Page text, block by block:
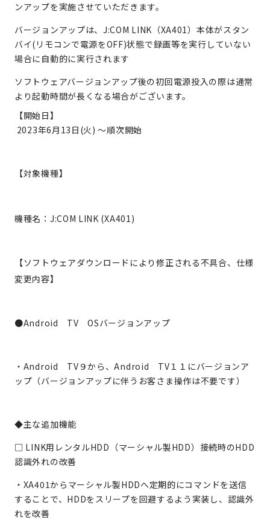
ンアップを実施させていただきます。
バージョンアップは、J:COM LINK（XA401）本体がスタン
バイ(リモコンで電源をOFF)状態で録画等を実行していない
場合に自動的に実行されます
ソフトウェアバージョンアップ後の初回電源投入の際は通常
より起動時間が長くなる場合がございます。
【開始日】
2023年6月13日(火) ～順次開始
【対象機種】
機種名：J:COM LINK (XA401)
【ソフトウェアダウンロードにより修正される不具合、仕様
変更内容】
●Android TV OSバージョンアップ
・Android TV９から、Android TV１１にバージョンア
ップ（バージョンアップに伴うお客さま操作は不要です）
◆主な追加機能
□ LINK用レンタルHDD （マーシャル製HDD）接続時のHDD
認識外れの改善
・ XA401からマーシャル製HDDへ定期的にコマンドを送信
することで、 HDDをスリープを回避するよう実装し、認識外
れを改善